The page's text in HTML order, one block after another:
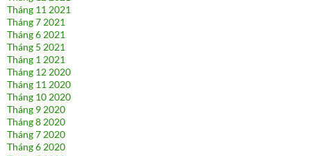
Tháng 11 2021
Tháng 7 2021
Tháng 6 2021
Tháng 5 2021
Tháng 1 2021
Tháng 12 2020
Tháng 11 2020
Tháng 10 2020
Tháng 9 2020
Tháng 8 2020
Tháng 7 2020
Tháng 6 2020